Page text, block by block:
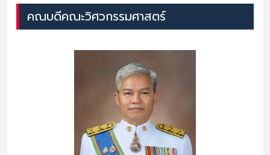
คณบดีคณะวิศวกรรมศาสตร์